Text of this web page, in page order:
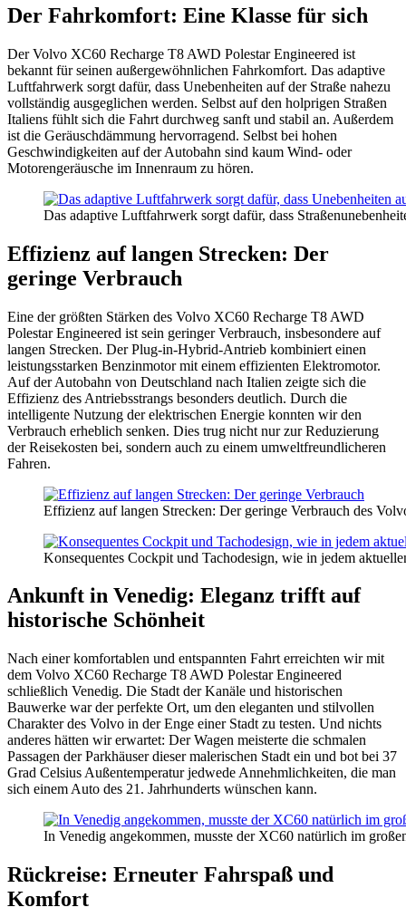
Der Fahrkomfort: Eine Klasse für sich
Der Volvo XC60 Recharge T8 AWD Polestar Engineered ist
bekannt für seinen außergewöhnlichen Fahrkomfort. Das adaptive
Luftfahrwerk sorgt dafür, dass Unebenheiten auf der Straße nahezu
vollständig ausgeglichen werden. Selbst auf den holprigen Straßen
Italiens fühlt sich die Fahrt durchweg sanft und stabil an. Außerdem
ist die Geräuschdämmung hervorragend. Selbst bei hohen
Geschwindigkeiten auf der Autobahn sind kaum Wind- oder
Motorengeräusche im Innenraum zu hören.
Das adaptive Luftfahrwerk sorgt dafür, dass
Effizienz auf langen Strecken: Der
geringe Verbrauch
Eine der größten Stärken des Volvo XC60 Recharge T8 AWD
Polestar Engineered ist sein geringer Verbrauch, insbesondere auf
langen Strecken. Der Plug-in-Hybrid-Antrieb kombiniert einen
leistungsstarken Benzinmotor mit einem effizienten Elektromotor.
Auf der Autobahn von Deutschland nach Italien zeigte sich die
Effizienz des Antriebsstrangs besonders deutlich. Durch die
intelligente Nutzung der elektrischen Energie konnten wir den
Verbrauch erheblich senken. Dies trug nicht nur zur Reduzierung
der Reisekosten bei, sondern auch zu einem umweltfreundlicheren
Fahren.
Effizienz auf langen Strecken: Der geringe Verbrauch des
Konsequentes Cockpit und Tachodesign, wie in jedem
Ankunft in Venedig: Eleganz trifft auf
historische Schönheit
Nach einer komfortablen und entspannten Fahrt erreichten wir mit
dem Volvo XC60 Recharge T8 AWD Polestar Engineered
schließlich Venedig. Die Stadt der Kanäle und historischen
Bauwerke war der perfekte Ort, um den eleganten und stilvollen
Charakter des Volvo in der Enge einer Stadt zu testen. Und nichts
anderes hätten wir erwartet: Der Wagen meisterte die schmalen
Passagen der Parkhäuser dieser malerischen Stadt ein und bot bei 37
Grad Celsius Außentemperatur jedwede Annehmlichkeiten, die man
sich einem Auto des 21. Jahrhunderts wünschen kann.
In Venedig angekommen, musste der XC60 natürlich im
Rückreise: Erneuter Fahrspaß und
Komfort